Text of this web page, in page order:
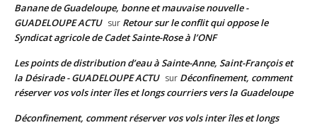
Banane de Guadeloupe, bonne et mauvaise nouvelle -
GUADELOUPE ACTU sur Retour sur le conflit qui oppose le
Syndicat agricole de Cadet Sainte-Rose à l’ONF
Les points de distribution d’eau à Sainte-Anne, Saint-François et
la Désirade - GUADELOUPE ACTU sur Déconfinement, comment
réserver vos vols inter îles et longs courriers vers la Guadeloupe
Déconfinement, comment réserver vos vols inter îles et longs